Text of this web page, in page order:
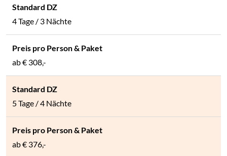
4 Tage / 3 Nächte
ab€ 308,-
5 Tage / 4 Nächte
ab€ 376,-